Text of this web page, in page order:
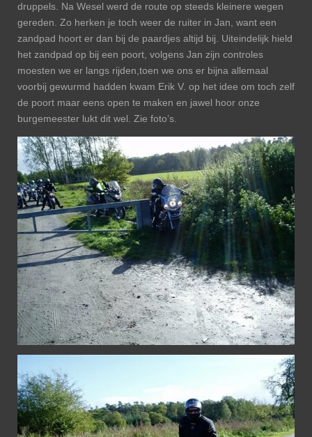
druppels. Na Wesel werd de route op steeds kleinere wegen
gereden. Zo herken je toch weer de ruiter in Jan, want een
zandpad hoort er dan bij de paardjes altijd bij. Uiteindelijk hield
het zandpad op bij een poort, volgens Jan zijn controles
moesten we er langs rijden,toen we ons er bijna allemaal
voorbij gewurmd hadden kwam Erik V. op het idee om toch zelf
de poort maar eens open te maken en jawel hoor onze
burgemeester lukt dit wel. Zie foto’s.